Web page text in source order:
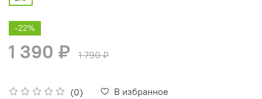
(0) В избранное
-22%
1 390 ₽ 1 790 ₽